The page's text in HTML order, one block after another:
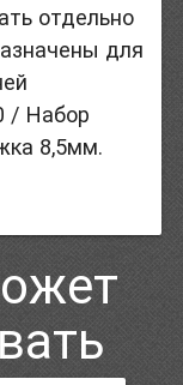
отдельно
для
/ Набор
8,5мм.